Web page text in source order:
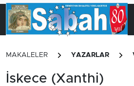
MAKALELER YAZARLAR
İskece (Xanthi)